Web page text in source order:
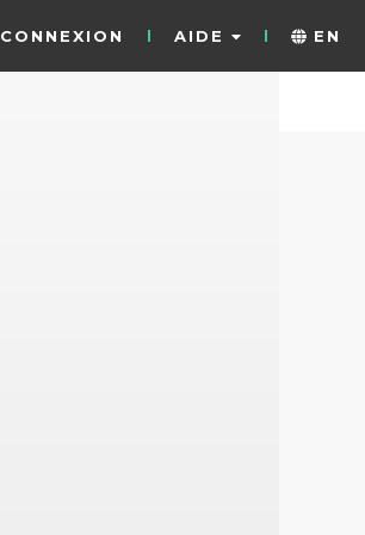
CONNEXION AIDE EN